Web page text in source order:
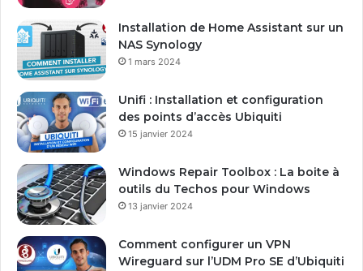
s
e
m
a
Installation de Home Assistant sur un
NAS Synology
1 mars 2024
Unifi : Installation et configuration
des points d’accès Ubiquiti
15 janvier 2024
Windows Repair Toolbox : La boite à
outils du Techos pour Windows
13 janvier 2024
Comment configurer un VPN
Wireguard sur l’UDM Pro SE d’Ubiquiti